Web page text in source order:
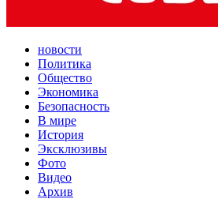
новости
Политика
Общество
Экономика
Безопасность
В мире
История
Эксклюзивы
Фото
Видео
Архив